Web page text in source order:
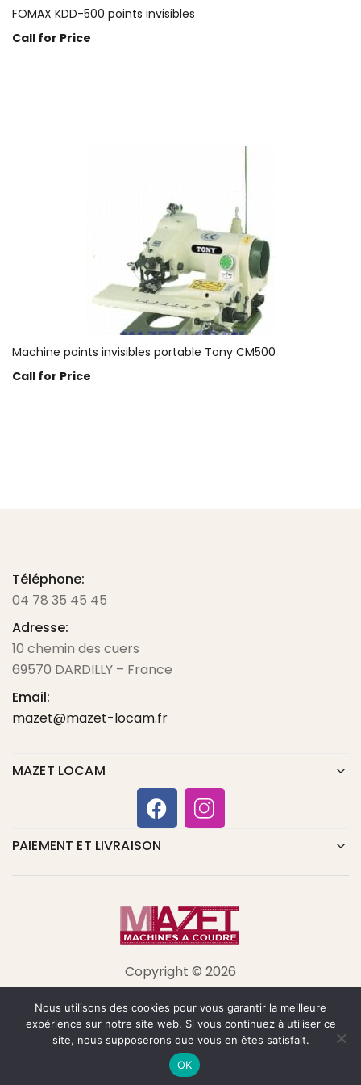
FOMAX KDD-500 points invisibles
Call for Price
Machine points invisibles portable Tony CM500
Call for Price
Téléphone:
04 78 35 45 45
Adresse:
10 chemin des cuers
69570 DARDILLY – France
Email:
mazet@mazet-locam.fr
MAZET LOCAM
PAIEMENT ET LIVRAISON
Copyright © 2026
Nous utilisons des cookies pour vous garantir la meilleure
expérience sur notre site web. Si vous continuez à utiliser ce
site, nous supposerons que vous en êtes satisfait.
OK